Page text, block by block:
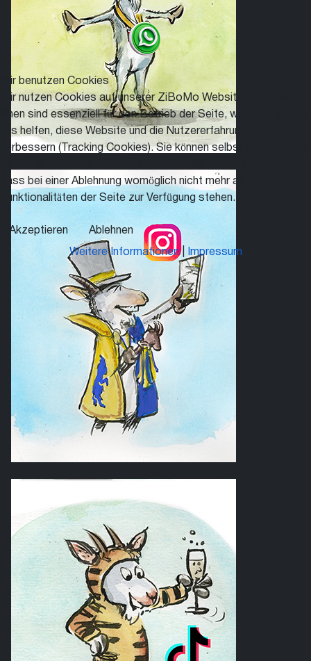
Wir benutzen Cookies
Wir nutzen Cookies auf unserer ZiBoMo Website. Einige von
ihnen sind essenziell für den Betrieb der Seite, während andere
uns helfen, diese Website und die Nutzererfahrung zu
verbessern (Tracking Cookies). Sie können selbst entscheiden,
dass bei einer Ablehnung womöglich nicht mehr alle
Funktionalitäten der Seite zur Verfügung stehen.
Akzeptieren Ablehnen
Weitere Informationen| Impressum